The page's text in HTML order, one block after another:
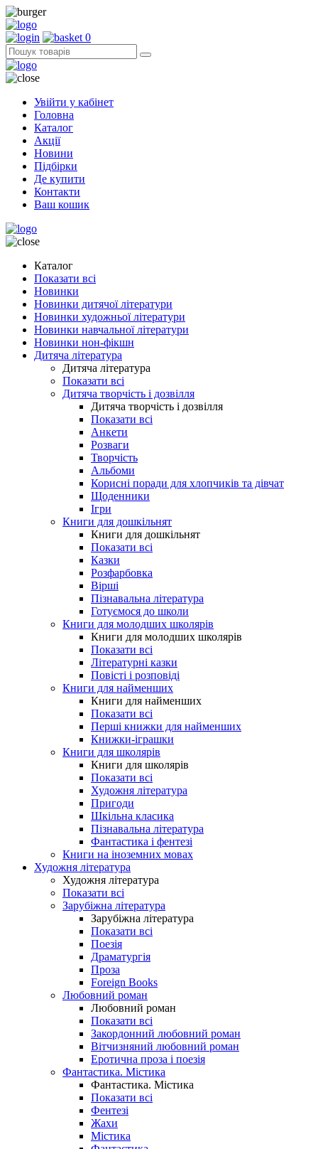
0
Увійти у кабінет
Головна
Каталог
Акції
Новини
Підбірки
Де купити
Контакти
Ваш кошик
Каталог
Показати всі
Новинки
Новинки дитячої літератури
Новинки художньої літератури
Новинки навчальної літератури
Новинки нон-фікшн
Дитяча література
Дитяча література
Показати всі
Дитяча творчість і дозвілля
Дитяча творчість і дозвілля
Показати всі
Анкети
Розваги
Творчість
Альбоми
Корисні поради для хлопчиків та дівчат
Щоденники
Ігри
Книги для дошкільнят
Книги для дошкільнят
Показати всі
Казки
Розфарбовка
Вірші
Пізнавальна література
Готуємося до школи
Книги для молодших школярів
Книги для молодших школярів
Показати всі
Літературні казки
Повісті і розповіді
Книги для найменших
Книги для найменших
Показати всі
Перші книжки для найменших
Книжки-іграшки
Книги для школярів
Книги для школярів
Показати всі
Художня література
Пригоди
Шкільна класика
Пізнавальна література
Фантастика і фентезі
Книги на іноземних мовах
Художня література
Художня література
Показати всі
Зарубіжна література
Зарубіжна література
Показати всі
Поезія
Драматургія
Проза
Foreign Books
Любовний роман
Любовний роман
Показати всі
Закордонний любовний роман
Вітчизняний любовний роман
Еротична проза і поезія
Фантастика. Містика
Фантастика. Містика
Показати всі
Фентезі
Жахи
Містика